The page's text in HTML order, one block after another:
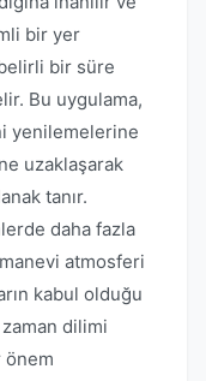
bir yer
bir süre
Bu uygulama,
yenilemelerine
uzaklaşarak
tanır.
daha fazla
atmosferi
kabul olduğu
dilimi
önem